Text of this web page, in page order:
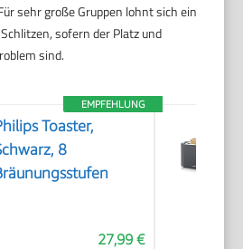
sehr große Gruppen lohnt sich ein
sofern der Platz und
sind.
EMPFEHLUNG
Toaster,
8
27,99 €